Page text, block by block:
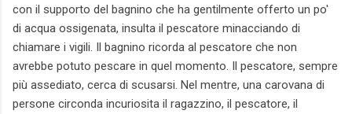
con il supporto del bagnino che ha gentilmente offerto un po'
di acqua ossigenata, insulta il pescatore minacciando di
chiamare i vigili. Il bagnino ricorda al pescatore che non
avrebbe potuto pescare in quel momento. Il pescatore, sempre
più assediato, cerca di scusarsi. Nel mentre, una carovana di
persone circonda incuriosita il ragazzino, il pescatore, il